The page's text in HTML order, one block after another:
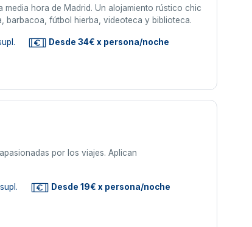
media hora de Madrid. Un alojamiento rústico chic
barbacoa, fútbol hierba, videoteca y biblioteca.
Desde 34€ x persona/noche
por los viajes. Aplican
Desde 19€ x persona/noche